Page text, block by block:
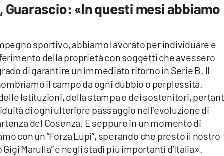
Guarascio: «In questi mesi abbiamo
sportivo, abbiamo lavorato per individuare e
della proprietà con soggetti che avessero
di garantire un immediato ritorno in Serie B. Il
il campo da ogni dubbio o perplessità.
Istituzioni, della stampa e dei sostenitori,
di ogni ulteriore passaggio nell’evoluzione di
del Cosenza. E seppure in un momento di
con un “Forza Lupi”, sperando che presto il nostro
Marulla” e negli stadi più importanti d’Italia».